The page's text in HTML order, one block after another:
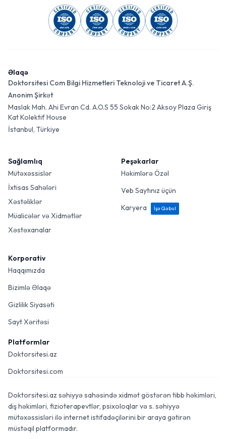
Əlaqə
Doktorsitesi Com Bilgi Hizmetleri Teknoloji ve Ticaret A.Ş.
Anonim Şirkət
Maslak Mah. Ahi Evran Cd. A.O.S 55 Sokak No:2 Aksoy Plaza Giriş
Kat Kolektif House
İstanbul, Türkiye
Sağlamlıq
Mütəxəssislər
İxtisas Sahələri
Xəstəliklər
Müalicələr və Xidmətlər
Xəstəxanalar
Peşəkarlar
Həkimlərə Özəl
Veb Saytınız üçün
Karyera
İşə Qəbul
Korporativ
Haqqımızda
Bizimlə Əlaqə
Gizlilik Siyasəti
Sayt Xəritəsi
Platformlar
Doktorsitesi.az
Doktorsitesi.com
Doktorsitesi.az səhiyyə sahəsində xidmət göstərən tibb həkimləri,
diş həkimləri, fizioterapevtlər, psixoloqlar və s. səhiyyə
mütəxəssisləri ilə internet istifadəçilərini bir araya gətirən
müstəqil platformadır.